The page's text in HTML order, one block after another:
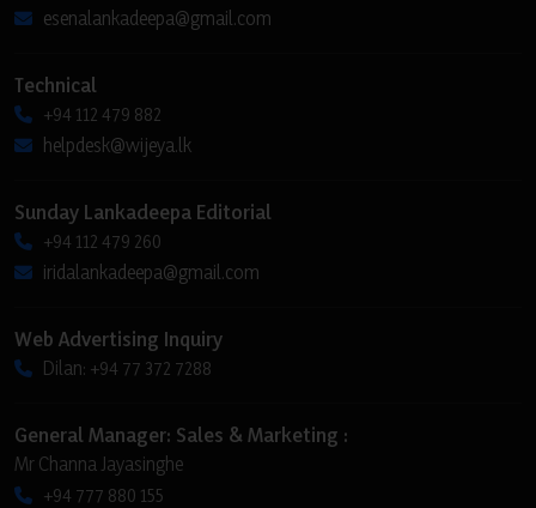
esenalankadeepa@gmail.com
Technical
+94 112 479 882
helpdesk@wijeya.lk
Sunday Lankadeepa Editorial
+94 112 479 260
iridalankadeepa@gmail.com
Web Advertising Inquiry
Dilan: +94 77 372 7288
General Manager: Sales & Marketing :
Mr Channa Jayasinghe
+94 777 880 155